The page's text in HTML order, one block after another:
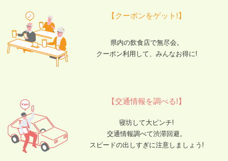
【クーポンをゲット!】
県内の飲食店で無尽会。
クーポン利用して、みんなお得に!
【交通情報を調べる!】
寝坊して大ピンチ!
交通情報調べて渋滞回避。
スピードの出しすぎに注意しましょう!